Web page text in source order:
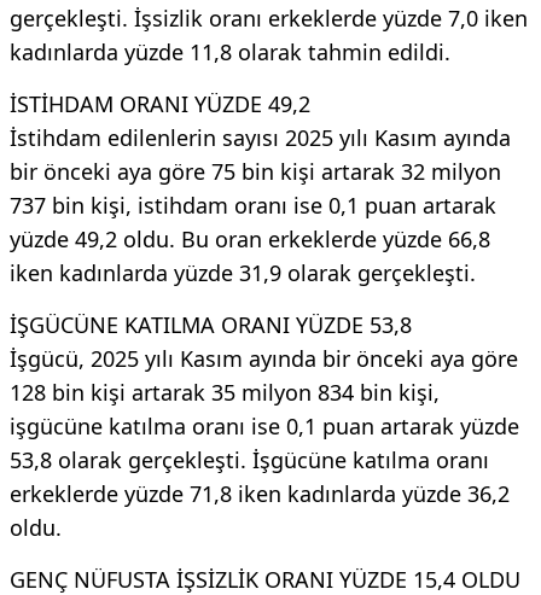
gerçekleşti. İşsizlik oranı erkeklerde yüzde 7,0 iken
kadınlarda yüzde 11,8 olarak tahmin edildi.
İSTİHDAM ORANI YÜZDE 49,2
İstihdam edilenlerin sayısı 2025 yılı Kasım ayında
bir önceki aya göre 75 bin kişi artarak 32 milyon
737 bin kişi, istihdam oranı ise 0,1 puan artarak
yüzde 49,2 oldu. Bu oran erkeklerde yüzde 66,8
iken kadınlarda yüzde 31,9 olarak gerçekleşti.
İŞGÜCÜNE KATILMA ORANI YÜZDE 53,8
İşgücü, 2025 yılı Kasım ayında bir önceki aya göre
128 bin kişi artarak 35 milyon 834 bin kişi,
işgücüne katılma oranı ise 0,1 puan artarak yüzde
53,8 olarak gerçekleşti. İşgücüne katılma oranı
erkeklerde yüzde 71,8 iken kadınlarda yüzde 36,2
oldu.
GENÇ NÜFUSTA İŞSİZLİK ORANI YÜZDE 15,4 OLDU